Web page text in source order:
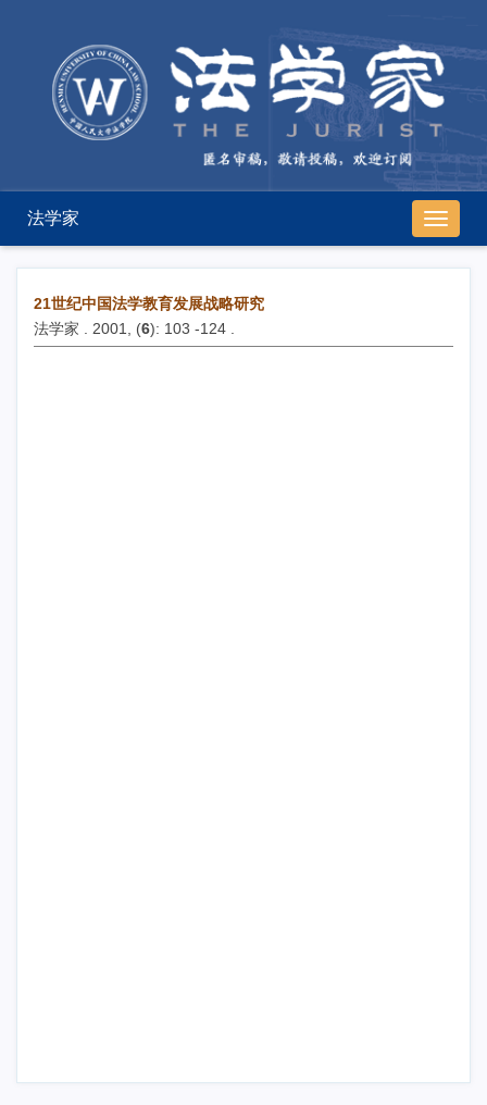
导
航
切
法学家
21世纪中国法学教育发展战略研究
法学家 . 2001, (6): 103 -124 .